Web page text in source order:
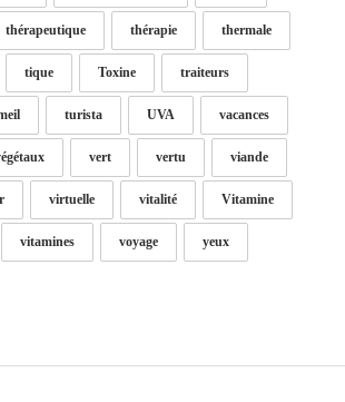
thérapeutique thérapie thermale
tique Toxine traiteurs
turista UVA vacances
vert vertu viande
virtuelle vitalité Vitamine
vitamines voyage yeux